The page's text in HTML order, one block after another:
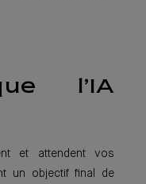
l’IA
et attendent vos
un objectif final de